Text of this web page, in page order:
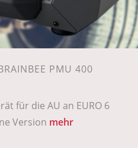
PMU 400
für die AU an EURO 6
Version mehr